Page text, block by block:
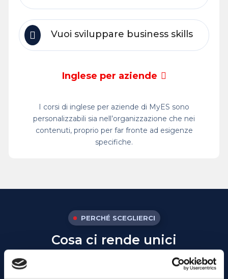
Vuoi sviluppare business skills
Inglese per aziende
I corsi di inglese per aziende di MyES sono
personalizzabili sia nell’organizzazione che nei
contenuti, proprio per far fronte ad esigenze
specifiche.
PERCHÉ SCEGLIERCI
Cosa ci rende unici
INSEGNANTIMADRELINGUA